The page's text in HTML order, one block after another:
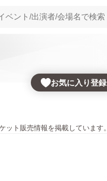
お気に入り登録
ット販売情報を掲載しています。